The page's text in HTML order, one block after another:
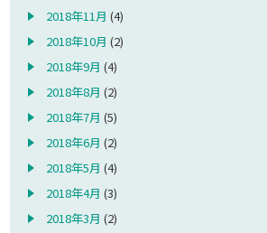
2018年11月 (4)
2018年10月 (2)
2018年9月 (4)
2018年8月 (2)
2018年7月 (5)
2018年6月 (2)
2018年5月 (4)
2018年4月 (3)
2018年3月 (2)